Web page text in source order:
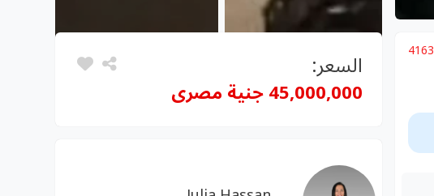
السعر:
45,000,000 جنية مصرى
4163